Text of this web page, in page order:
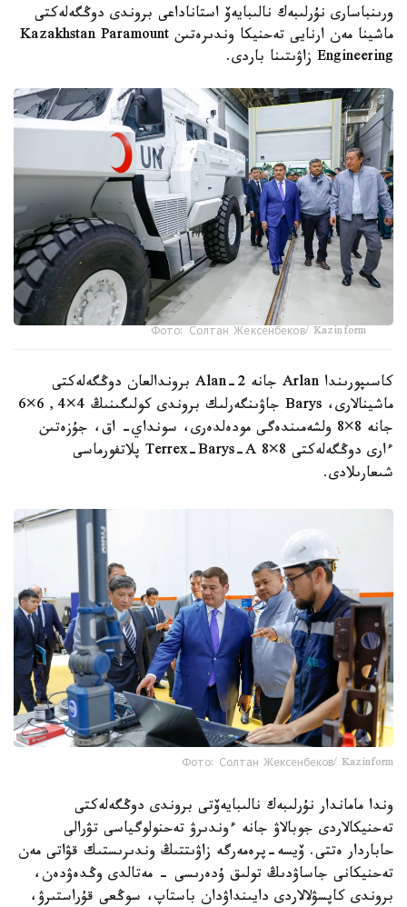
ورىنباسارى نۇرلىبەك نالىبايەۆ استاناداعى بروندى دوڭگەلەكتى
ماشينا مەن ارنايى تەحنيكا وندىرەتىن Kazakhstan Paramount
Engineering زاۋىتىنا باردى.
Фото: Солтан Жексенбеков/ Kazinform
كاسىپورىندا Arlan جانە Alan-2 بروندالعان دوڭگەلەكتى
ماشينالارى، Barys جاۋىنگەرلىك بروندى كولىگىنىڭ 4×4, 6×6
جانە 8×8 ولشەمىندەگى مودەلدەرى، سونداي- اق، جۇزەتىن
ءارى دوڭگەلەكتى Terrex-Barys-A 8×8 پلاتفورماسى
شىعارىلادى.
Фото: Солтан Жексенбеков/ Kazinform
وندا ماماندار نۇرلىبەك نالىبايەۆتى بروندى دوڭگەلەكتى
تەحنيكالاردى جوبالاۋ جانە ءوندىرۋ تەحنولوگياسى تۋرالى
حاباردار ەتتى. ۆيسە-پرەمەرگە زاۋىتتىڭ وندىرىستىك قۋاتى مەن
تەحنيكانى جاساۋدىڭ تولىق ۇدەرىسى - مەتالدى وڭدەۋدەن،
بروندى كاپسۋلالاردى دايىنداۋدان باستاپ، سوڭعى قۇراستىرۋ،